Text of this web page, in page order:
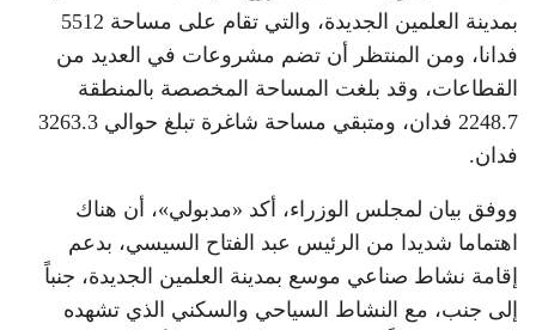
بمدينة العلمين الجديدة، والتي تقام على مساحة 5512
فدانا، ومن المنتظر أن تضم مشروعات في العديد من
القطاعات، وقد بلغت المساحة المخصصة بالمنطقة
2248.7 فدان، ومتبقي مساحة شاغرة تبلغ حوالي 3263.3
فدان.
ووفق بيان لمجلس الوزراء، أكد «مدبولي»، أن هناك
اهتماما شديدا من الرئيس عبد الفتاح السيسي، بدعم
إقامة نشاط صناعي موسع بمدينة العلمين الجديدة، جنباً
إلى جنب، مع النشاط السياحي والسكني الذي تشهده